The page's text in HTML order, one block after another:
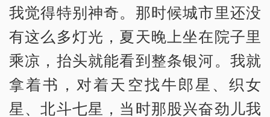
我觉得特别神奇。那时候城市里还没
有这么多灯光，夏天晚上坐在院子里
乘凉，抬头就能看到整条银河。我就
拿着书，对着天空找牛郎星、织女
星、北斗七星，当时那股兴奋劲儿我